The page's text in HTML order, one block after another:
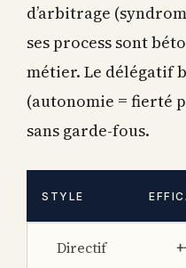
d’arbitrage
ses process sont
métier. Le délégatif
(autonomie = fierté
sans garde-fous.
STYLE
Directif